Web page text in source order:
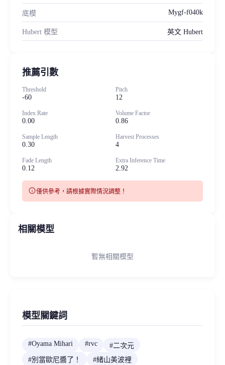
底模 Mygf-f040k
Hubert 模型 英文 Hubert
推薦引數
Threshold
-60
Pitch
12
Index Rate
0.00
Volume Factor
0.86
Sample Length
0.30
Harvest Processes
4
Fade Length
0.12
Extra Inference Time
2.92
info僅供參考，請根據實際情況調整！
相關模型
暫無相關模型
模型關鍵詞
#Oyama Mihari #rvc #二次元
#別當歐尼醬了！ #緒山美波裡